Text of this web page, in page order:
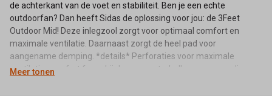
de achterkant van de voet en stabiliteit. Ben je een echte
outdoorfan? Dan heeft Sidas de oplossing voor jou: de 3Feet
Outdoor Mid! Deze inlegzool zorgt voor optimaal comfort en
maximale ventilatie. Daarnaast zorgt de heel pad voor
aangename demping. *details* Perforaties voor maximale
ventilatie: comfort foam bij de voorvoet: shell voor een medium
Meer tonen